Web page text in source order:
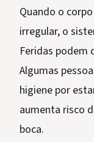
Quando o
irregular, o
Feridas podem
Algumas
higiene por
aumenta risco
boca.